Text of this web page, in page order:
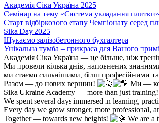
Академія Сіка Україна 2025
Семінар на тему «Система укладання плитки»
Старт відбіркового етапу Чемпіонату серед
Sika Day 2025
Шукаємо залізобетонного бухгалтера
Унікальна тумба – прикраса для Вашого
Академія Сіка Україна — це більше, ніж
Ми провели кілька днів, наповнених
ми стаємо сильнішими, білш професійними
Разом — до нових вершин!
Ми —
Sika Ukraine Academy — more than just training!
We spent several days immersed in learning,
Every day we grow stronger, more professional,
Together — towards new heights!
We are a